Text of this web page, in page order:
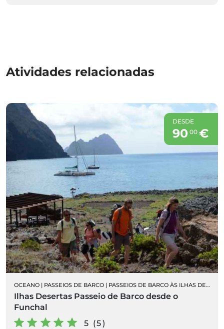
Atividades relacionadas
DESDE
90 00€
OCEANO | PASSEIOS DE BARCO | PASSEIOS DE BARCO ÀS ILHAS DESERTAS
Ilhas Desertas Passeio de Barco desde o
Funchal
5 (5)